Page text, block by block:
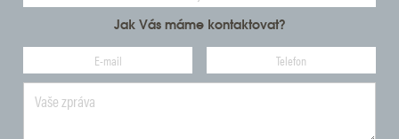
Jak Vás máme kontaktovat?